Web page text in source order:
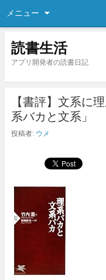
メニュー
読書生活
アプリ開発者の読書日記
【書評】文系に
系バカと文系」
投稿者: ウメ